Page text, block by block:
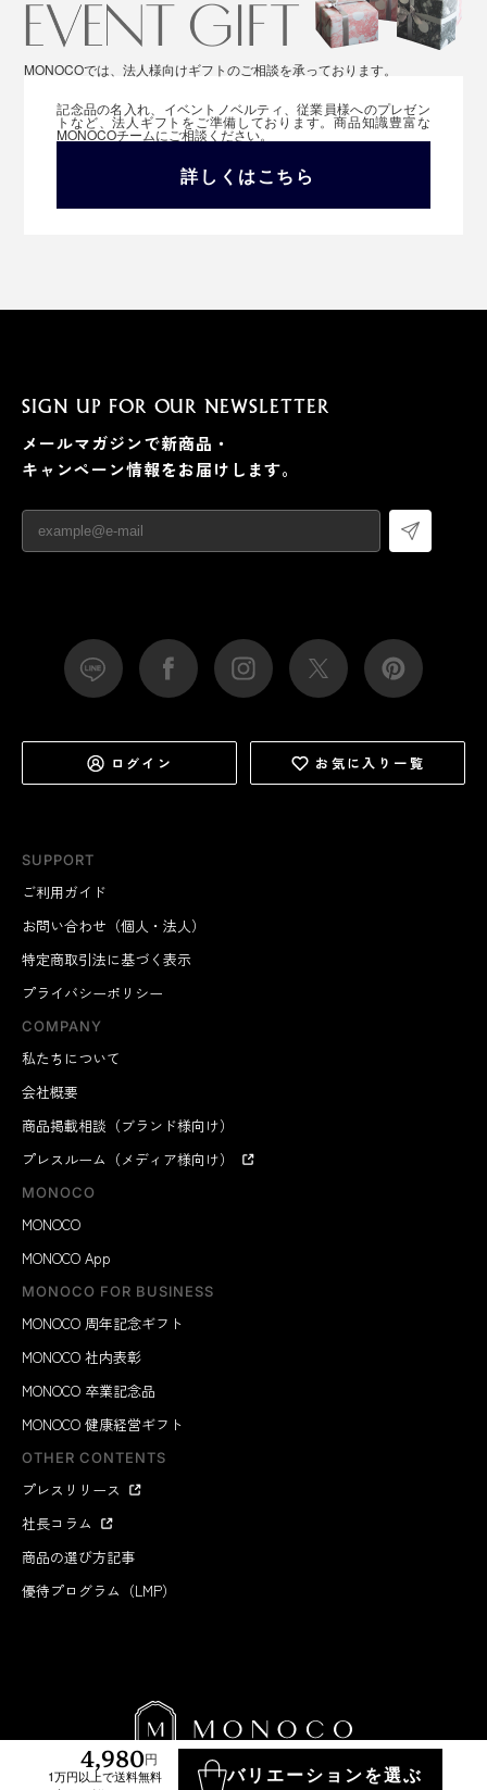
MONOCOでは、法人様向けギフトのご相談を承っております。
記念品の名入れ、イベントノベルティ、従業員様へのプレゼン
トなど、法人ギフトをご準備しております。商品知識豊富な
MONOCOチームにご相談ください。
詳しくはこちら
4,980円
1万円以上で送料無料
バリエーションを選ぶ
SUPPORT
ご利用ガイド
お問い合わせ（個人・法人）
特定商取引法に基づく表示
プライバシーポリシー
COMPANY
私たちについて
会社概要
商品掲載相談（ブランド様向け）
プレスルーム（メディア様向け）
MONOCO
MONOCO
MONOCO App
MONOCO FOR BUSINESS
MONOCO 周年記念ギフト
MONOCO 社内表彰
MONOCO 卒業記念品
MONOCO 健康経営ギフト
OTHER CONTENTS
プレスリリース
社長コラム
商品の選び方記事
優待プログラム（LMP）
SIGN UP FOR OUR NEWSLETTER
メールマガジンで新商品・
キャンペーン情報をお届けします。
ログイン お気に入り一覧